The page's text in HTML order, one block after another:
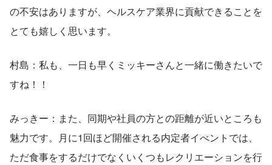
の不安はありますが、ヘルスケア業界に貢献できることを
とても嬉しく思います。
村島：私も、一日も早くミッキーさんと一緒に働きたいで
すね！！
みっきー：また、同期や社員の方との距離が近いところも
魅力です。月に1回ほど開催される内定者イべントでは、
ただ食事をするだけでなくいくつもレクリエーションを行